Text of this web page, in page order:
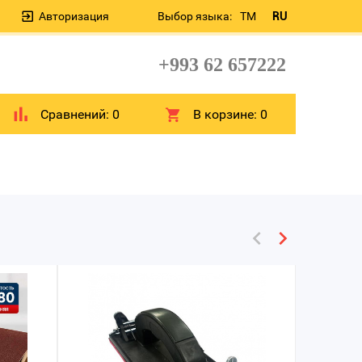
Выбор языка: TM RU
Авторизация
+993 62 657222
Сравнений: 0 В корзине:0